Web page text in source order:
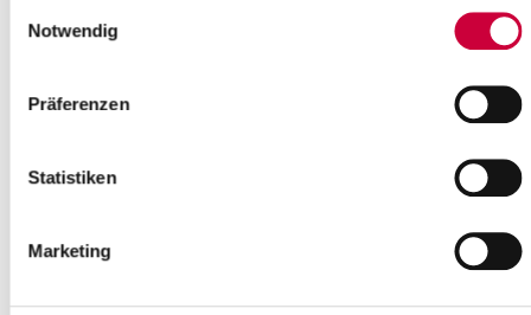
Notwendig
Präferenzen
Statistiken
Marketing
Telefon:+49 4124 2009
Zurück zur Auswahl
+